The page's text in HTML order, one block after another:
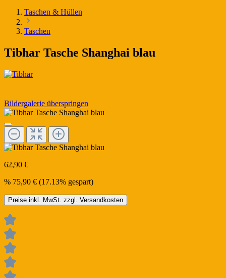
Taschen & Hüllen
Taschen
Tibhar Tasche Shanghai blau
Bildergalerie überspringen
62,90 €
% 75,90 € (17.13% gespart)
Preise inkl. MwSt. zzgl. Versandkosten